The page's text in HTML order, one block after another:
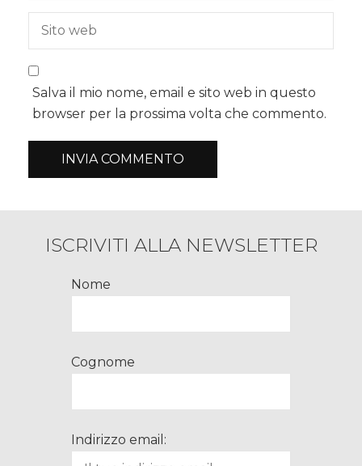
Salva il mio nome, email e sito web in questo
browser per la prossima volta che commento.
ISCRIVITI ALLA NEWSLETTER
Nome
Cognome
Indirizzo email: